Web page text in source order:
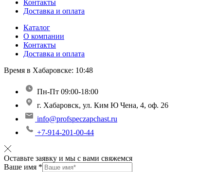
Контакты
Доставка и оплата
Каталог
О компании
Контакты
Доставка и оплата
Время в Хабаровске: 10:48
Пн-Пт 09:00-18:00
г. Хабаровск, ул. Ким Ю Чена, 4, оф. 26
info@profspeczapchast.ru
+7-914-201-00-44
Оставьте заявку и мы с вами свяжемся
Ваше имя *